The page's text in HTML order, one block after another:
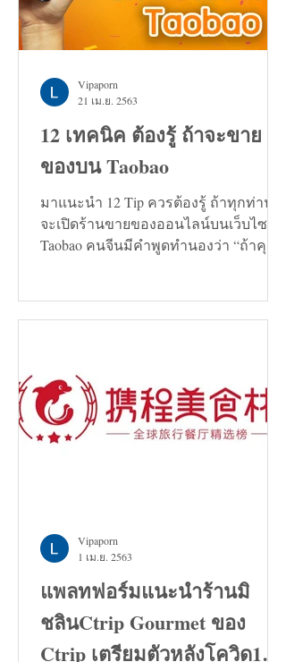
12 เทคนิค ต้องรู้ ถ้าจะขาย
ของบน Taobao
มาแนะนำ 12 Tip ควรต้องรู้ ถ้าทุกท่าน
จะเปิดร้านขายของออนไลน์บนเว็บไซต์
Taobao คนจีนมีคำพูดทำนองว่า “ถ้าคุณ
Vipaporn
21 เม.ย. 2563
แพลทฟอร์มแนะนำร้านมิ
ชลินCtrip Gourmet ของ
Ctrip เตรียมตัวหลังโควิด19
Vipaporn
1 เม.ย. 2563